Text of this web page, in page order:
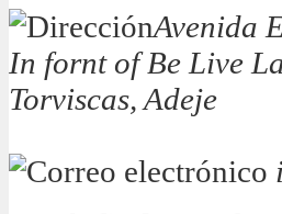
Avenida
In fornt of Be Live
Torviscas, Adeje